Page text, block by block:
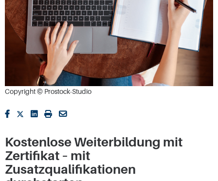
Copyright © Prostock-Studio
Kostenlose Weiterbildung mit
Zertifikat – mit
Zusatzqualifikationen